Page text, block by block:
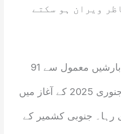
ویران ہو سکتے
2024 میں وادی میں بارشیں معمول سے 91
فیصد کم رہیں جبکہ جنوری 2025 کے آغاز میں
رہا۔ جنوبی کشمیر کے